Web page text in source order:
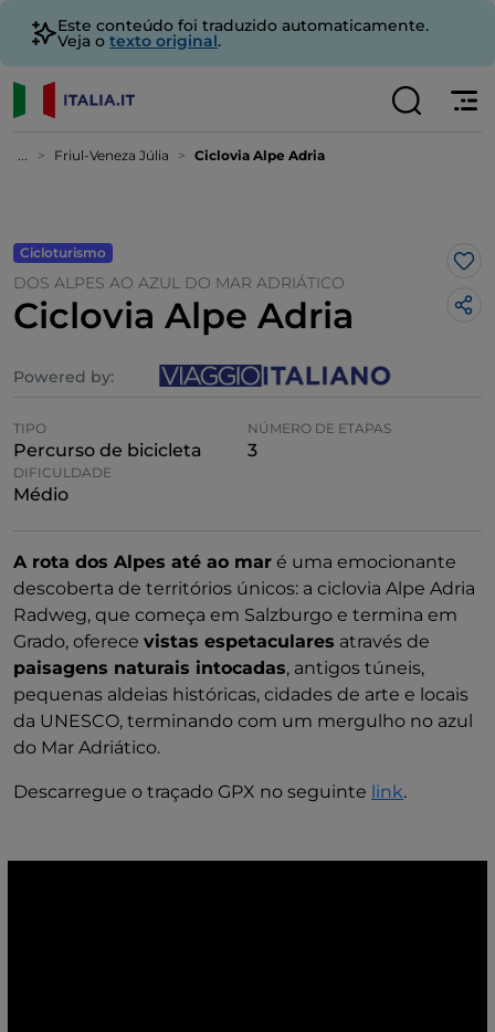
Este conteúdo foi traduzido automaticamente.
Veja o texto original.
... Friul-Veneza Júlia Ciclovia Alpe Adria
Cicloturismo
DOS ALPES AO AZUL DO MAR ADRIÁTICO
Ciclovia Alpe Adria
Powered by:
TIPO
Percurso de bicicleta
NÚMERO DE ETAPAS
3
DIFICULDADE
Médio
A rota dos Alpes até ao mar é uma emocionante
descoberta de territórios únicos: a ciclovia Alpe Adria
Radweg, que começa em Salzburgo e termina em
Grado, oferece vistas espetaculares através de
paisagens naturais intocadas, antigos túneis,
pequenas aldeias históricas, cidades de arte e locais
da UNESCO, terminando com um mergulho no azul
do Mar Adriático.
Descarregue o traçado GPX no seguinte link.